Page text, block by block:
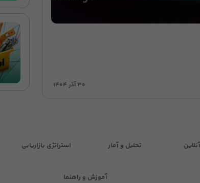
۳۰ آذر ۱۴۰۴
تحلیل و آمار استراتژی بازاریابی
آموزش و راهنما